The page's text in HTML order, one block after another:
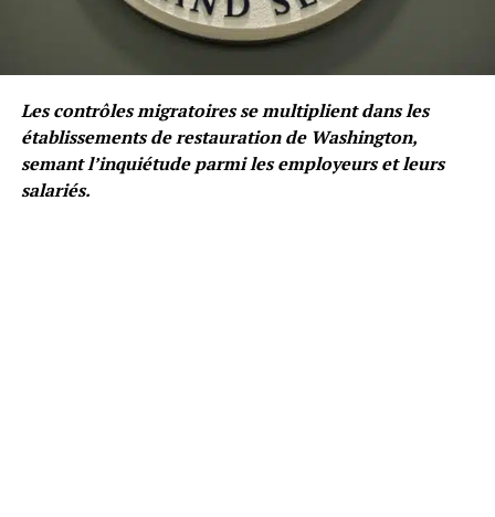
Les contrôles migratoires se multiplient dans les
établissements de restauration de Washington,
semant l’inquiétude parmi les employeurs et leurs
salariés.